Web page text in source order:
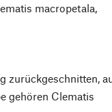
macropetala,
zurückgeschnitten,
gehören Clematis